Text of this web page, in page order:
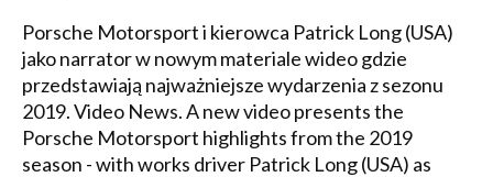
Porsche Motorsport i kierowca Patrick Long (USA)
jako narrator w nowym materiale wideo gdzie
przedstawiają najważniejsze wydarzenia z sezonu
2019. Video News. A new video presents the
Porsche Motorsport highlights from the 2019
season - with works driver Patrick Long (USA) as